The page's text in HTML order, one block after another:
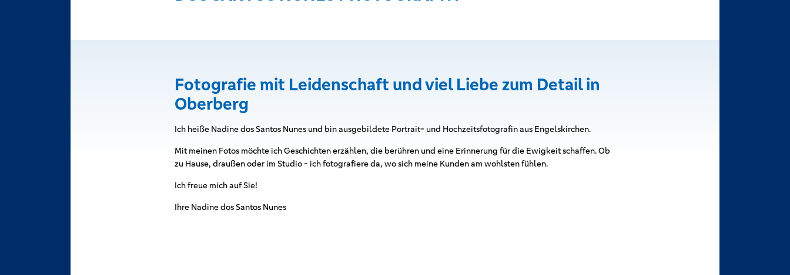
Fotografie mit Leidenschaft und viel Liebe zum Detail in
Oberberg
Ich heiße Nadine dos Santos Nunes und bin ausgebildete Portrait- und Hochzeitsfotografin aus Engelskirchen.
Mit meinen Fotos möchte ich Geschichten erzählen, die berühren und eine Erinnerung für die Ewigkeit schaffen. Ob
zu Hause, draußen oder im Studio - ich fotografiere da, wo sich meine Kunden am wohlsten fühlen.
Ich freue mich auf Sie!
Ihre Nadine dos Santos Nunes